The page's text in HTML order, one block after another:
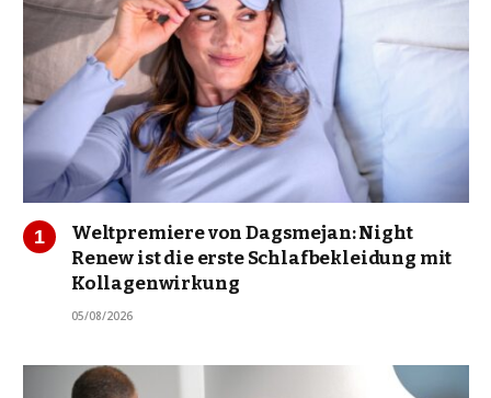
Weltpremiere von Dagsmejan: Night
Renew ist die erste Schlafbekleidung mit
Kollagenwirkung
05/08/2026